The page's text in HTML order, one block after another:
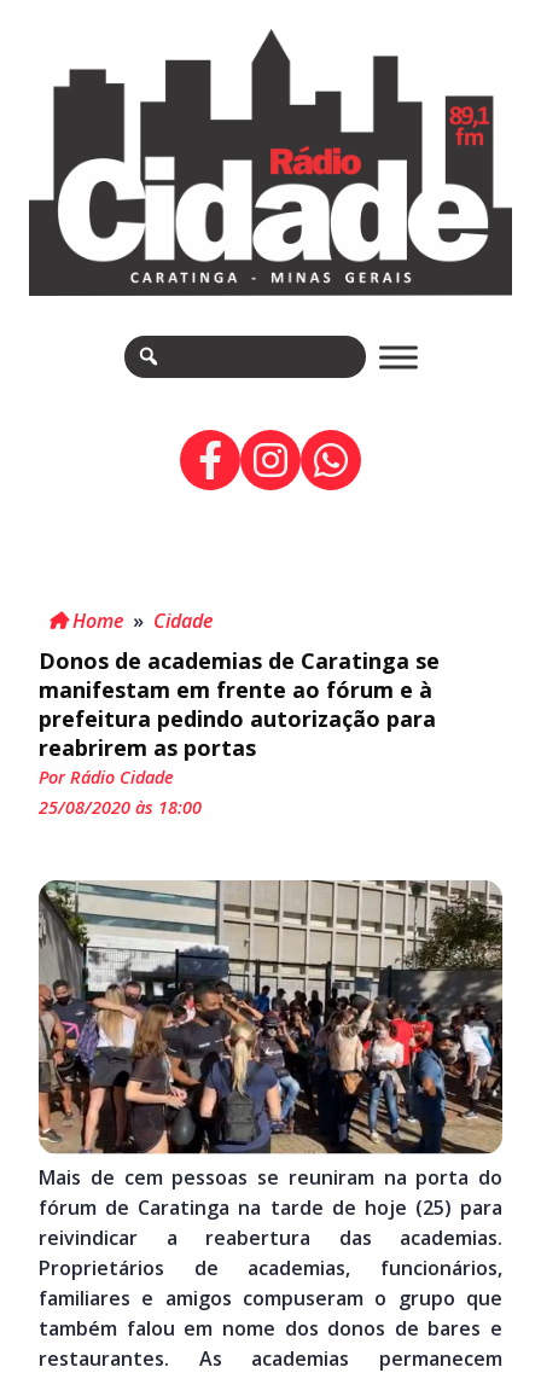
Home » Cidade
Donos de academias de Caratinga se
manifestam em frente ao fórum e à
prefeitura pedindo autorização para
reabrirem as portas
Por Rádio Cidade
25/08/2020 às 18:00
Mais de cem pessoas se reuniram na porta do
fórum de Caratinga na tarde de hoje (25) para
reivindicar a reabertura das academias.
Proprietários de academias, funcionários,
familiares e amigos compuseram o grupo que
também falou em nome dos donos de bares e
restaurantes. As academias permanecem